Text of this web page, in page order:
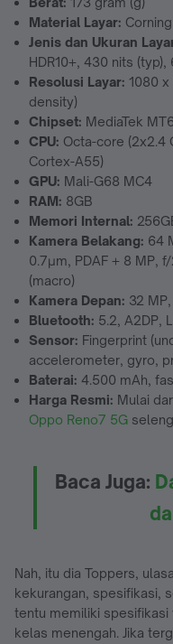
Material Layar:
Jenis dan Ukuran
HDR10+, 430 nits
Resolusi Layar: 1080
density)
Chipset: MediaTek
CPU: Octa-core (2x2.4
Cortex-A55)
GPU: Mali-G68 MC4
RAM: 8GB
Memori Internal:
Kamera Belakang: 64
0.7µm, PDAF + 8 MP,
(macro)
Kamera Depan: 32
Bluetooth: 5.2, A2DP,
Sensor: Fingerprint
accelerometer, gyro,
Baterai: 4.500 mAh,
Harga Resmi: Mulai
Oppo Reno7 5G
Baca Juga:
Nah, itu dia Toppers,
kekurangan, spesifikasi,
tentu memiliki
kelas menengah. Jika